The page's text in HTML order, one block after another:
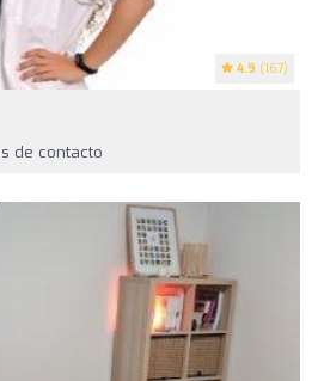
4.9 (167)
de contacto